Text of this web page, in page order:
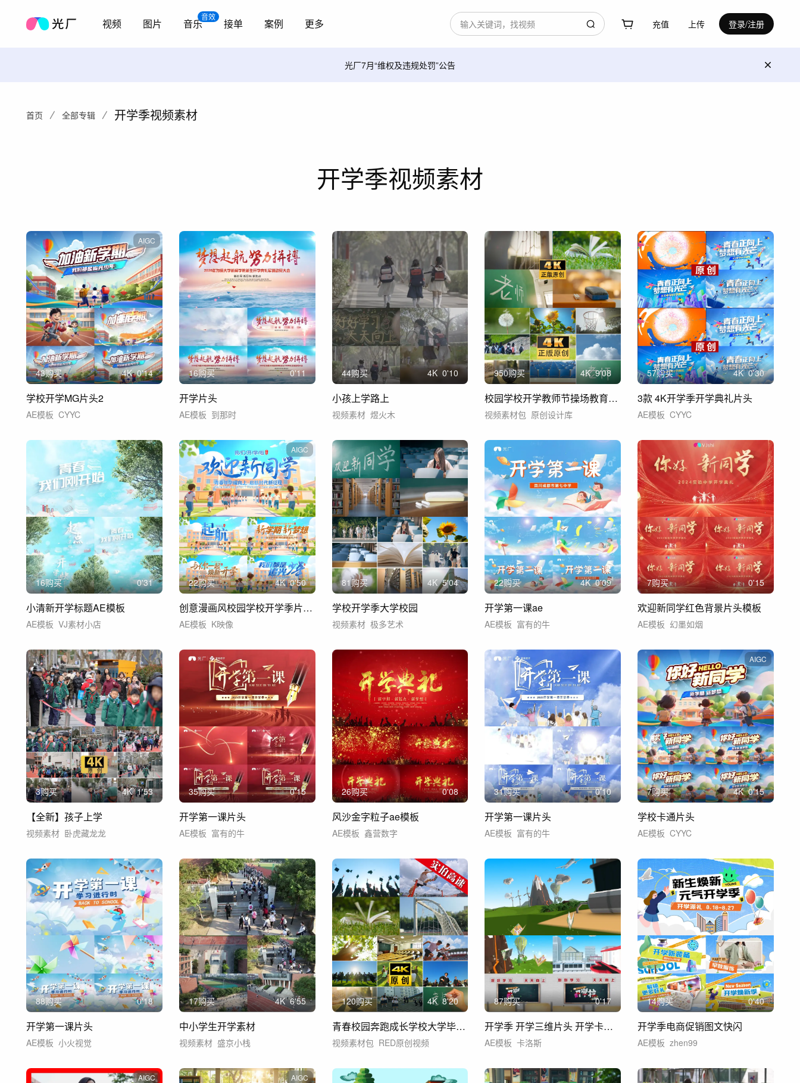
视频 图片
音效
音乐 接单 案例 更多 充值 上传 登录/注册
光厂7月“维权及违规处罚”公告
首页 全部专辑 开学季视频素材
开学季视频素材
AIGC
43购买 4K 0'14
学校开学MG片头2
AE模板 CYYC
16购买 0'11
开学片头
AE模板 到那时
44购买 4K 0'10
小孩上学路上
视频素材 煜火木
950购买 4K 9'08
校园学校开学教师节操场教育老师学生教室
视频素材包 原创设计库
57购买 4K 0'30
3款 4K开学季开学典礼片头
AE模板 CYYC
16购买 0'31
小清新开学标题AE模板
AE模板 VJ素材小店
AIGC
22购买 4K 0'50
创意漫画风校园学校开学季片头ae模板
AE模板 K映像
81购买 4K 5'04
学校开学季大学校园
视频素材 极多艺术
22购买 4K 0'09
开学第一课ae
AE模板 富有的牛
7购买 0'15
欢迎新同学红色背景片头模板
AE模板 幻墨如烟
3购买 4K 1'53
【全新】孩子上学
视频素材 卧虎藏龙龙
35购买 0'15
开学第一课片头
AE模板 富有的牛
26购买 0'08
风沙金字粒子ae模板
AE模板 鑫营数字
31购买 0'10
开学第一课片头
AE模板 富有的牛
AIGC
7购买 4K 0'15
学校卡通片头
AE模板 CYYC
88购买 0'18
开学第一课片头
AE模板 小火视觉
17购买 4K 6'55
中小学生开学素材
视频素材 盛京小栈
120购买 4K 8'20
青春校园奔跑成长学校大学毕业教育学生励志
视频素材包 RED原创视频
87购买 0'17
开学季 开学三维片头 开学卡通片头
AE模板 卡洛斯
14购买 0'40
开学季电商促销图文快闪
AE模板 zhen99
AIGC AIGC